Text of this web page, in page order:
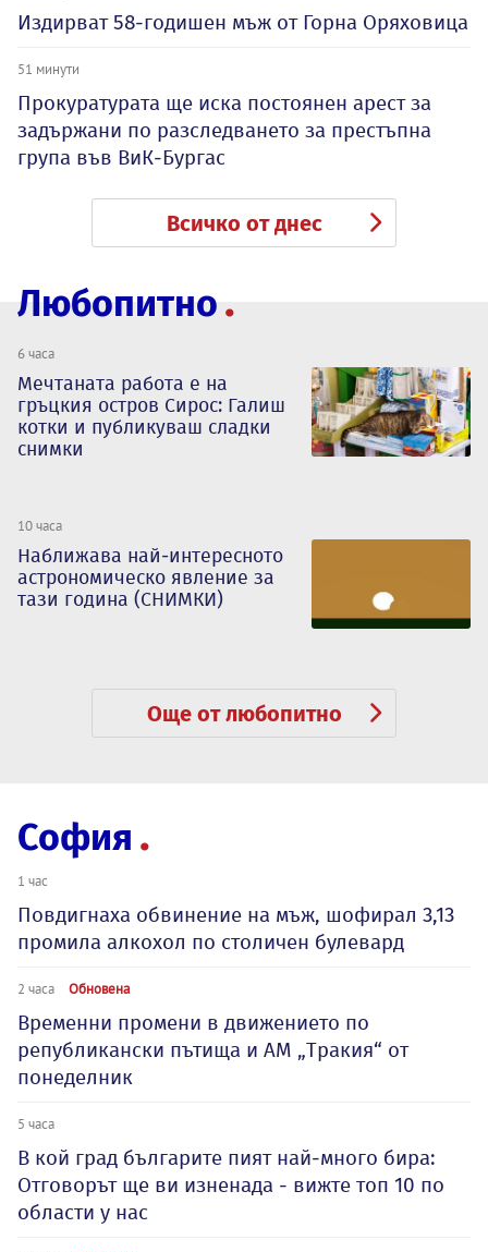
Издирват 58-годишен мъж от Горна Оряховица
51 минути
Прокуратурата ще иска постоянен арест за
задържани по разследването за престъпна
група във ВиК-Бургас
Всичко от днес
Любопитно
6 часа
Мечтаната работа е на
гръцкия остров Сирос: Галиш
котки и публикуваш сладки
снимки
10 часа
Наближава най-интересното
астрономическо явление за
тази година (СНИМКИ)
Още от любопитно
София
1 час
Повдигнаха обвинение на мъж, шофирал 3,13
промила алкохол по столичен булевард
2 часа Обновена
Временни промени в движението по
републикански пътища и АМ „Тракия“ от
понеделник
5 часа
В кой град българите пият най-много бира:
Отговорът ще ви изненада - вижте топ 10 по
области у нас